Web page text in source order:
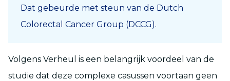
Dat gebeurde met steun van de Dutch
Colorectal Cancer Group (DCCG).
Volgens Verheul is een belangrijk voordeel van de
studie dat deze complexe casussen voortaan geen